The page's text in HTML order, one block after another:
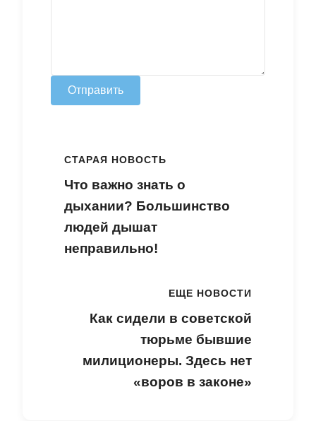
Отправить
СТАРАЯ НОВОСТЬ
Что важно знать о
дыхании? Большинство
людей дышат
неправильно!
ЕЩЕ НОВОСТИ
Как сидели в советской
тюрьме бывшие
милиционеры. Здесь нет
«воров в законе»